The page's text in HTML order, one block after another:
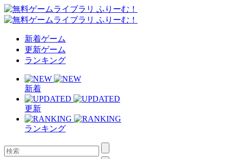
新着ゲーム
更新ゲーム
ランキング
新着
更新
ランキング